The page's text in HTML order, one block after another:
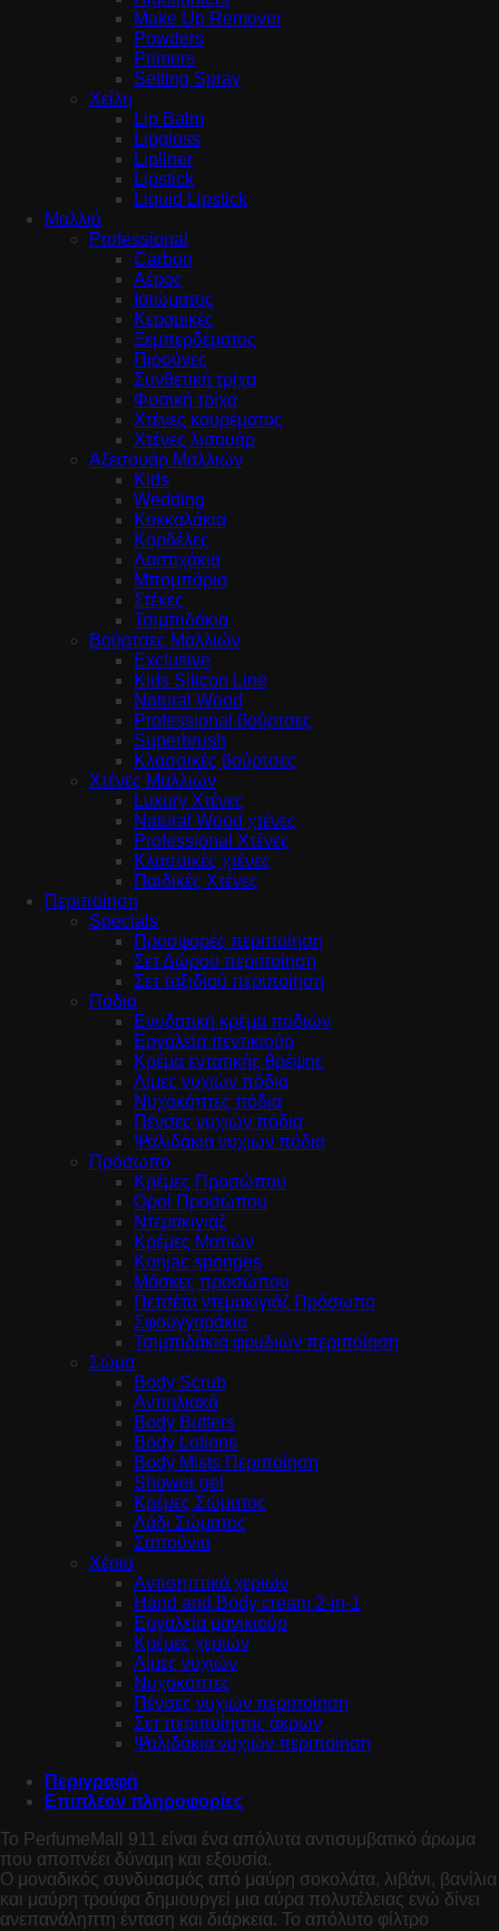
Make Up Remover
Powders
Primers
Setting Spray
Χείλη
Lip Balm
Lipgloss
Lipliner
Lipstick
Liquid Lipstick
Μαλλιά
Professional
Carbon
Αέρος
Ισιώματος
Κεραμικές
Ξεμπερδέματος
Πιρούνες
Συνθετική τρίχα
Φυσική τρίχα
Χτένες κουρέματος
Χτένες λισουάρ
Αξεσουάρ Μαλλιών
Kids
Wedding
Κοκκαλάκια
Κορδέλες
Λαστιχάκια
Μπομπάρια
Στέκες
Τσιμπιδάκια
Βούρτσες Μαλλιών
Exclusive
Kids Silicon Line
Natural Wood
Professional βούρτσες
Superbrush
Κλασσικές βούρτσες
Χτένες Μαλλιών
Luxury Χτένες
Natural Wood χτένες
Professional Χτένες
Κλασσικές χτένες
Παιδικές Χτένες
Περιποίηση
Specials
Προσφορές περιποίηση
Σετ Δώρου περιποίηση
Σετ ταξιδιού περιποίηση
Πόδια
Ενυδατική κρέμα ποδιών
Εργαλεία πεντικιούρ
Κρέμα εντατικής θρέψης
Λίμες νυχιών πόδια
Νυχοκόπτες πόδια
Πένσες νυχιών πόδια
Ψαλιδάκια νυχιών πόδια
Πρόσωπο
Κρέμες Προσώπου
Οροί Προσώπου
Ντεμακιγιάζ
Κρέμες Ματιών
Konjac sponges
Μάσκες προσώπου
Πετσέτα ντεμακιγιάζ Πρόσωπο
Σφουγγαράκια
Τσιμπιδάκια φρυδιών περιποίηση
Σώμα
Body Scrub
Αντιηλιακά
Body Butters
Body Lotions
Body Mists Περιποίηση
Shower gel
Κρέμες Σώματος
Λάδι Σώματος
Σαπούνια
Χέρια
Αντισηπτικά χεριών
Hand and Body cream 2-in-1
Εργαλεία μανικιούρ
Κρέμες χεριών
Λίμες νυχιών
Νυχοκόπτες
Πένσες νυχιών περιποίηση
Σετ περιποίησης άκρων
Ψαλιδάκια νυχιών περιποίηση
Περιγραφή
Επιπλέον πληροφορίες
Το PerfumeMall 911 είναι ένα απόλυτα αντισυμβατικό άρωμα
που αποπνέει δύναμη και εξουσία.
Ο μοναδικός συνδυασμός από μαύρη σοκολάτα, λιβάνι, βανίλια
και μαύρη τρούφα δημιουργεί μια αύρα πολυτέλειας ενώ δίνει
ανεπανάληπτη ένταση και διάρκεια. Το απόλυτο φίλτρο